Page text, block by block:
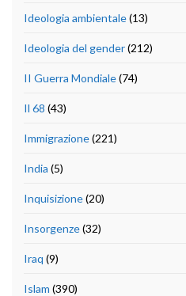
Ideologia ambientale(13)
Ideologia del gender(212)
II Guerra Mondiale(74)
Il 68 (43)
Immigrazione(221)
India (5)
Inquisizione(20)
Insorgenze(32)
Iraq (9)
Islam (390)